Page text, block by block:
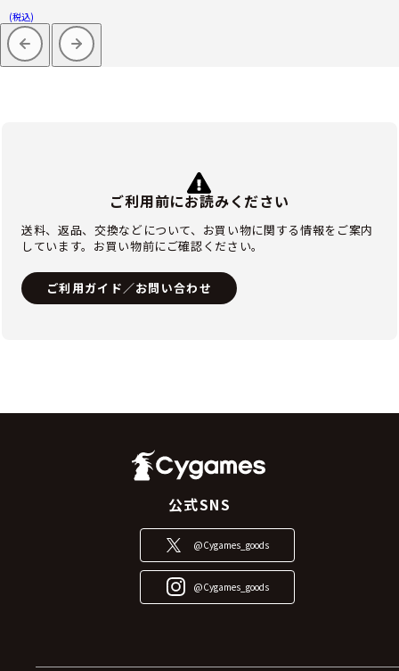
(税込)
ご利用前にお読みください
送料、返品、交換などについて、お買い物に関する情報をご案内
しています。お買い物前にご確認ください。
ご利用ガイド／お問い合わせ
公式SNS
@Cygames_goods
@Cygames_goods